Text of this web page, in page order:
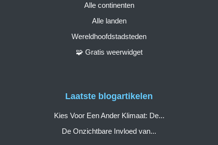
Alle continenten
Alle landen
Wereldhoofdstadsteden
🧩 Gratis weerwidget
Laatste blogartikelen
Kies Voor Een Ander Klimaat: De...
De Onzichtbare Invloed van...